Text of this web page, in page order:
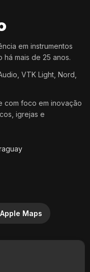
em instrumentos
há mais de 25 anos.
VTK Light, Nord,
com foco em inovação
igrejas e
Apple Maps